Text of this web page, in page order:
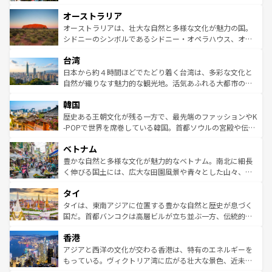
部のニューオーリンズでは、音楽と美食が融合した独特の
文化が魅力。旅行者はアメリカの各地域で異なる魅力を楽
しみながら、その多様性と豊かな歴史を感じることができ
ならではの贅沢な旅のスタイルだ。 なお、新着のアメリカ
情報はコンテンツ一覧を参照してほしい。
ワイ島は見逃せない。また、定番の観光地といえばオアフ
島だが、静かな自然を求めるならマウイ島やカウアイ島が
おすすめ。エメラルドグリーンに輝く海をはじめ、豊かな
れるおもてなしの心で訪れる人々を迎えてくれるハワイの
人々、おいしいローカルフードやハワイアンミュージッ
ク、伝統的なフラダンスなど、すべてがハワイの魅力を彩
ワイを、存分に味わってほしい。 なお、新着のハワイ情報
はコンテンツ一覧を参照してほしい。
オーストラリア
オーストラリアは、壮大な自然と多様な文化が魅力の国。
シドニーのシンボルであるシドニー・オペラハウス、オー
リアリーフや大陸中央部にそびえるウルル（エアーズロッ
ク）、タスマニアの美しい原生林やケアンズの熱帯雨林な
ど、見どころがたくさん。また、カフェやワイン、オージ
いる。アクティビティも充実しており、サーフィンやダイ
ビング、ハイキングなど、アウトドア好きにはたまらな
い。オーストラリアの多彩な魅力を存分に味わいつくそ
参照してほしい。
台湾
日本から約４時間ほどでたどり着く台湾は、多彩な文化と
自然が織りなす魅力的な観光地。活気あふれる大都市の台
ン）、静ひつな山岳地帯である台湾東部など、都市の喧騒
と山間の静けさが共存しており、訪れる人に新しい発見と
驚きをもたらしてくれる。また、奥深い台湾の食文化も魅
容にもいいと評判のスイーツなど、バラエティ豊かな料理
が味わえる。 なお、新着の台湾情報は コンテンツ一覧を参
照してほしい。
韓国
歴史ある王朝文化が残る一方で、最先端のファッションやK
-POPで世界を席巻している韓国。首都ソウルの宮殿や伝統
き、地方に足を延ばせば四季折々の自然美を楽しむことが
できる。そして、キムチや焼肉、絶品のストリートフード
まで、さまざまな韓国料理が待っている。夜には、韓国な
リティに包まれながら、韓国の多彩な魅力を心ゆくまで味
わってみてほしい。 なお、新着の韓国情報はコンテンツ一
覧を参照してほしい。
ベトナム
豊かな自然と多様な文化が魅力的なベトナム。南北に細長
く伸びる国土には、広大な田園風景や青々とした山々、世
急速な発展と共に伝統が息づく。ハノイの古い町並みやホ
ーチミン市のフランス統治時代の建物も、独特の雰囲気を
醸し出している。また、バラエティの豊かさとおいしさで
とつ。フォーやバインミー、ベトナムコーヒーなどは、ぜ
ひ現地で味わいたい。どの地域を訪れてもあたたかい人々
が旅行者を迎えてくれるので、きっと忘れられない旅にな
タイ
タイは、東南アジアに位置する豊かな自然と歴史が息づく
国だ。首都バンコクは高層ビルが立ち並ぶ一方、伝統的な
の活気が交差している。北部ではチェンマイなどの山岳地
帯で自然と触れ合い、南部ではプーケットやクラビの美し
いビーチでリゾート気分を楽しむことができる。タイ料理
香港
アジアと西洋の文化が交わる香港は、特有のエネルギーを
もっている。ヴィクトリア湾に広がる壮大な景色、近未来